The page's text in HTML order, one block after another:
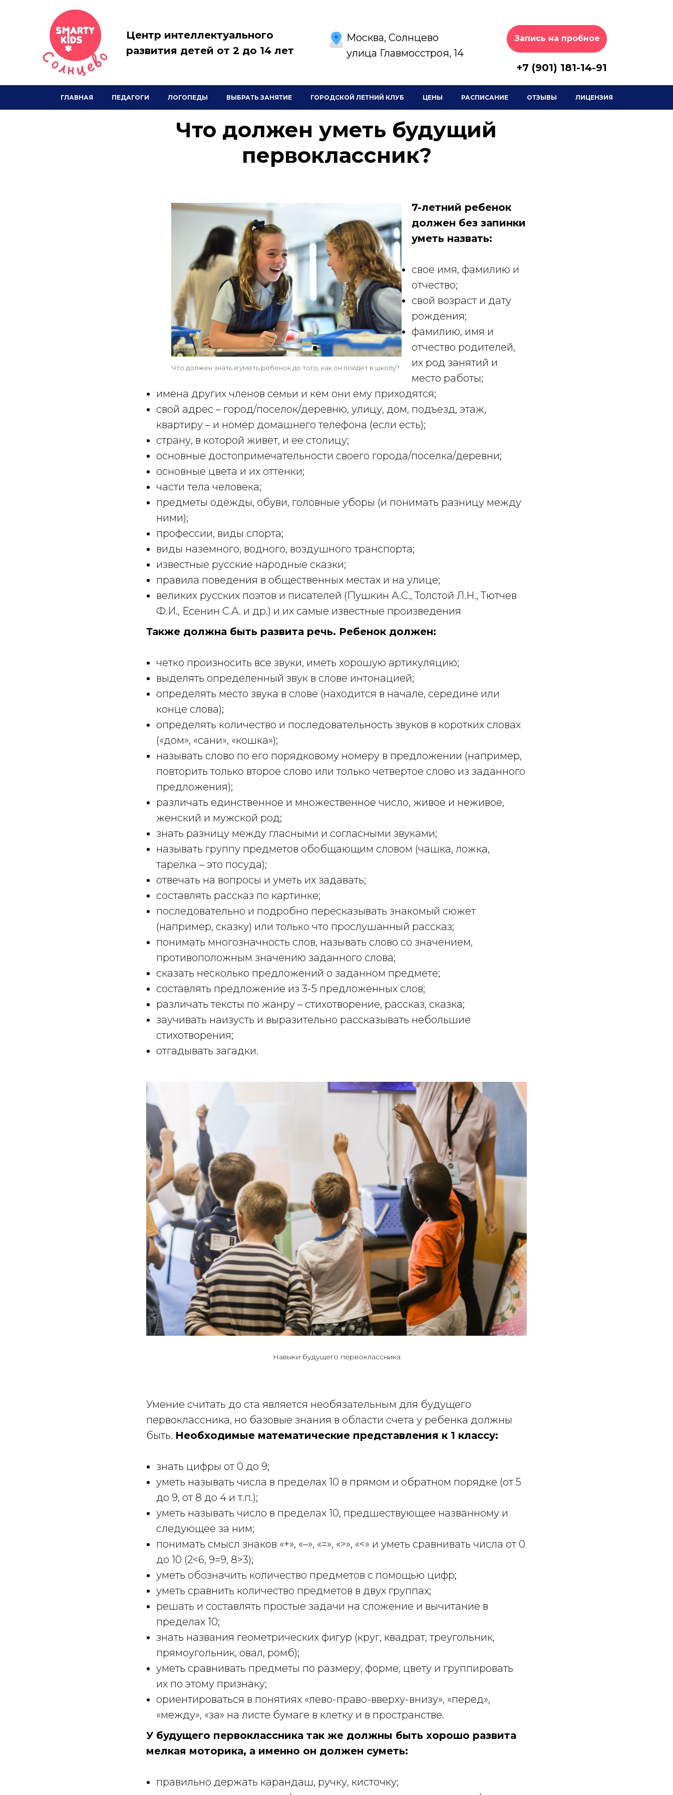
Москва, Солнцево
улица Главмосстроя, 14
Tilda Publishing
Запись на пробное
+7 (901) 181-14-91
Центр интеллектуального
развития детей от 2 до 14 лет
ГЛАВНАЯ ПЕДАГОГИ ЛОГОПЕДЫ ВЫБРАТЬ ЗАНЯТИЕ ГОРОДСКОЙ ЛЕТНИЙ КЛУБ ЦЕНЫ РАСПИСАНИЕ ОТЗЫВЫ ЛИЦЕНЗИЯ
Что должен уметь будущий
первоклассник?
Что должен знать и уметь ребенок до того, как он пойдет в школу?
7-летний ребенок
должен без запинки
уметь назвать:
свое имя, фамилию и
отчество;
свой возраст и дату
рождения;
фамилию, имя и
отчество родителей,
их род занятий и
место работы;
имена других членов семьи и кем они ему приходятся;
свой адрес – город/поселок/деревню, улицу, дом, подъезд, этаж,
квартиру – и номер домашнего телефона (если есть);
страну, в которой живет, и ее столицу;
основные достопримечательности своего города/поселка/деревни;
основные цвета и их оттенки;
части тела человека;
предметы одежды, обуви, головные уборы (и понимать разницу между
ними);
профессии, виды спорта;
виды наземного, водного, воздушного транспорта;
известные русские народные сказки;
правила поведения в общественных местах и на улице;
великих русских поэтов и писателей (Пушкин А.С., Толстой Л.Н., Тютчев
Ф.И., Есенин С.А. и др.) и их самые известные произведения
Также должна быть развита речь. Ребенок должен:
четко произносить все звуки, иметь хорошую артикуляцию;
выделять определенный звук в слове интонацией;
определять место звука в слове (находится в начале, середине или
конце слова);
определять количество и последовательность звуков в коротких словах
(«дом», «сани», «кошка»);
называть слово по его порядковому номеру в предложении (например,
повторить только второе слово или только четвертое слово из заданного
предложения);
различать единственное и множественное число, живое и неживое,
женский и мужской род;
знать разницу между гласными и согласными звуками;
называть группу предметов обобщающим словом (чашка, ложка,
тарелка – это посуда);
отвечать на вопросы и уметь их задавать;
составлять рассказ по картинке;
последовательно и подробно пересказывать знакомый сюжет
(например, сказку) или только что прослушанный рассказ;
понимать многозначность слов, называть слово со значением,
противоположным значению заданного слова;
сказать несколько предложений о заданном предмете;
составлять предложение из 3-5 предложенных слов;
различать тексты по жанру – стихотворение, рассказ, сказка;
заучивать наизусть и выразительно рассказывать небольшие
стихотворения;
отгадывать загадки.
Навыки будущего первоклассника
Умение считать до ста является необязательным для будущего
первоклассника, но базовые знания в области счета у ребенка должны
быть. Необходимые математические представления к 1 классу:
знать цифры от 0 до 9;
уметь называть числа в пределах 10 в прямом и обратном порядке (от 5
до 9, от 8 до 4 и т.п.);
уметь называть число в пределах 10, предшествующее названному и
следующее за ним;
понимать смысл знаков «+», «–», «=», «>», «<» и уметь сравнивать числа от 0
до 10 (2<6, 9=9, 8>3);
уметь обозначить количество предметов с помощью цифр;
уметь сравнить количество предметов в двух группах;
решать и составлять простые задачи на сложение и вычитание в
пределах 10;
знать названия геометрических фигур (круг, квадрат, треугольник,
прямоугольник, овал, ромб);
уметь сравнивать предметы по размеру, форме, цвету и группировать
их по этому признаку;
ориентироваться в понятиях «лево-право-вверху-внизу», «перед»,
«между», «за» на листе бумаге в клетку и в пространстве.
У будущего первоклассника так же должны быть хорошо развита
мелкая моторика, а именно он должен суметь:
правильно держать карандаш, ручку, кисточку;